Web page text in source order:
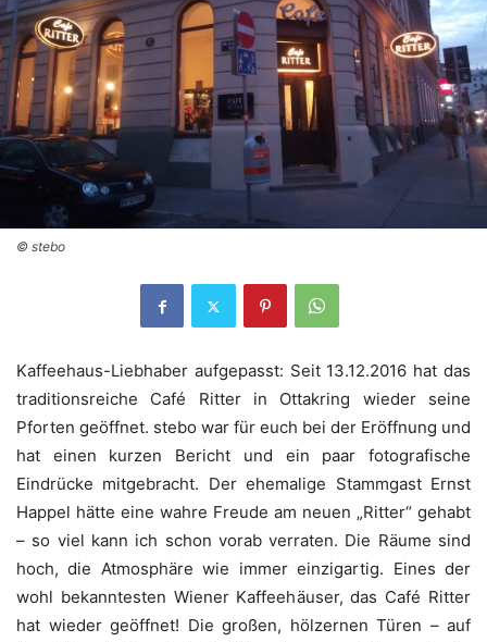
© stebo
Kaffeehaus-Liebhaber aufgepasst: Seit 13.12.2016 hat das
traditionsreiche Café Ritter in Ottakring wieder seine
Pforten geöffnet. stebo war für euch bei der Eröffnung und
hat einen kurzen Bericht und ein paar fotografische
Eindrücke mitgebracht. Der ehemalige Stammgast Ernst
Happel hätte eine wahre Freude am neuen „Ritter“ gehabt
– so viel kann ich schon vorab verraten. Die Räume sind
hoch, die Atmosphäre wie immer einzigartig. Eines der
wohl bekanntesten Wiener Kaffeehäuser, das Café Ritter
hat wieder geöffnet! Die großen, hölzernen Türen – auf